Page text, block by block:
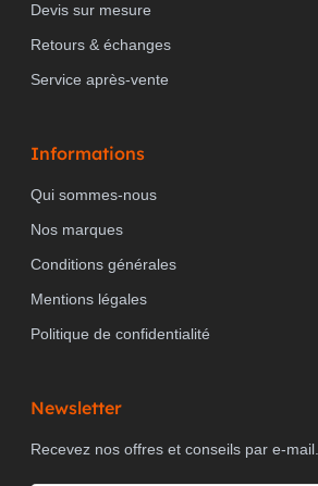
Devis sur mesure
Retours & échanges
Service après-vente
Informations
Qui sommes-nous
Nos marques
Conditions générales
Mentions légales
Politique de confidentialité
Newsletter
Recevez nos offres et conseils par e-mail.